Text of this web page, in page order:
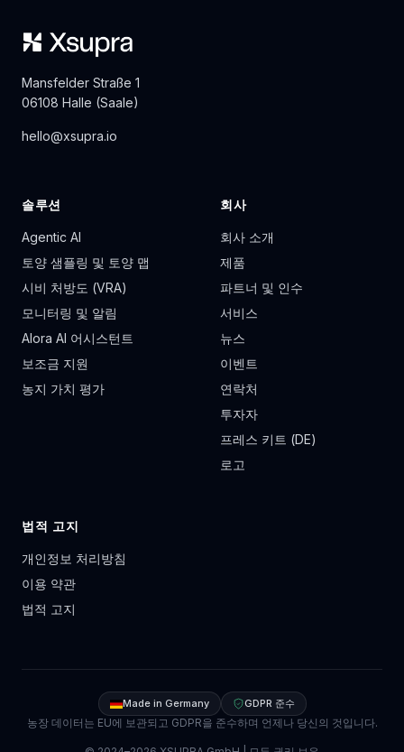
Mansfelder Straße 1
06108 Halle (Saale)
hello@xsupra.io
솔루션
Agentic AI
토양 샘플링 및 토양 맵
시비 처방도 (VRA)
모니터링 및 알림
Alora AI 어시스턴트
보조금 지원
농지 가치 평가
회사
회사 소개
제품
파트너 및 인수
서비스
뉴스
이벤트
연락처
투자자
프레스 키트 (DE)
로고
법적 고지
개인정보 처리방침
이용 약관
법적 고지
Made in Germany GDPR 준수
농장 데이터는 EU에 보관되고 GDPR을 준수하며 언제나 당신의 것입니다.